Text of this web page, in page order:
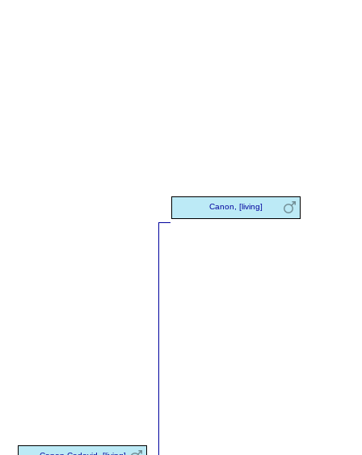
Canon, [living]